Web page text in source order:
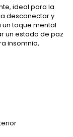
ideal para la
desconectar y
toque mental
un estado de paz
insomnio,